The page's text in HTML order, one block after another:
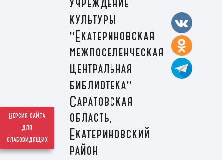
Версия сайта
для
слабовидящих
учреждение
культуры
"Екатериновская
межпоселенческая
центральная
библиотека"
Саратовская
область,
Екатериновский
район